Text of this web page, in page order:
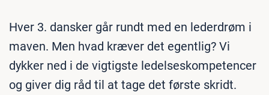
Hver 3. dansker går rundt med en lederdrøm i
maven. Men hvad kræver det egentlig? Vi
dykker ned i de vigtigste ledelseskompetencer
og giver dig råd til at tage det første skridt.